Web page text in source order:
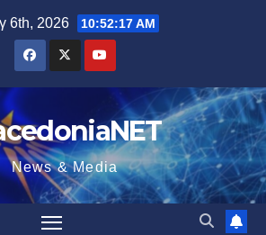
6th, 2026 10:52:18 AM
News & Media